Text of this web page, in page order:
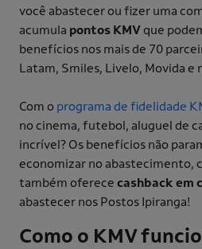
você abastecer ou fizer uma
acumula pontos KMVque
benefícios nos mais de 70
Latam, Smiles, Livelo, Movida e
Com o programa de fidelidade
no cinema, futebol, aluguel de
incrível? Os benefícios não
economizar no abastecimento,
também oferece cashback em
abastecer nos Postos Ipiranga!
Como o KMV